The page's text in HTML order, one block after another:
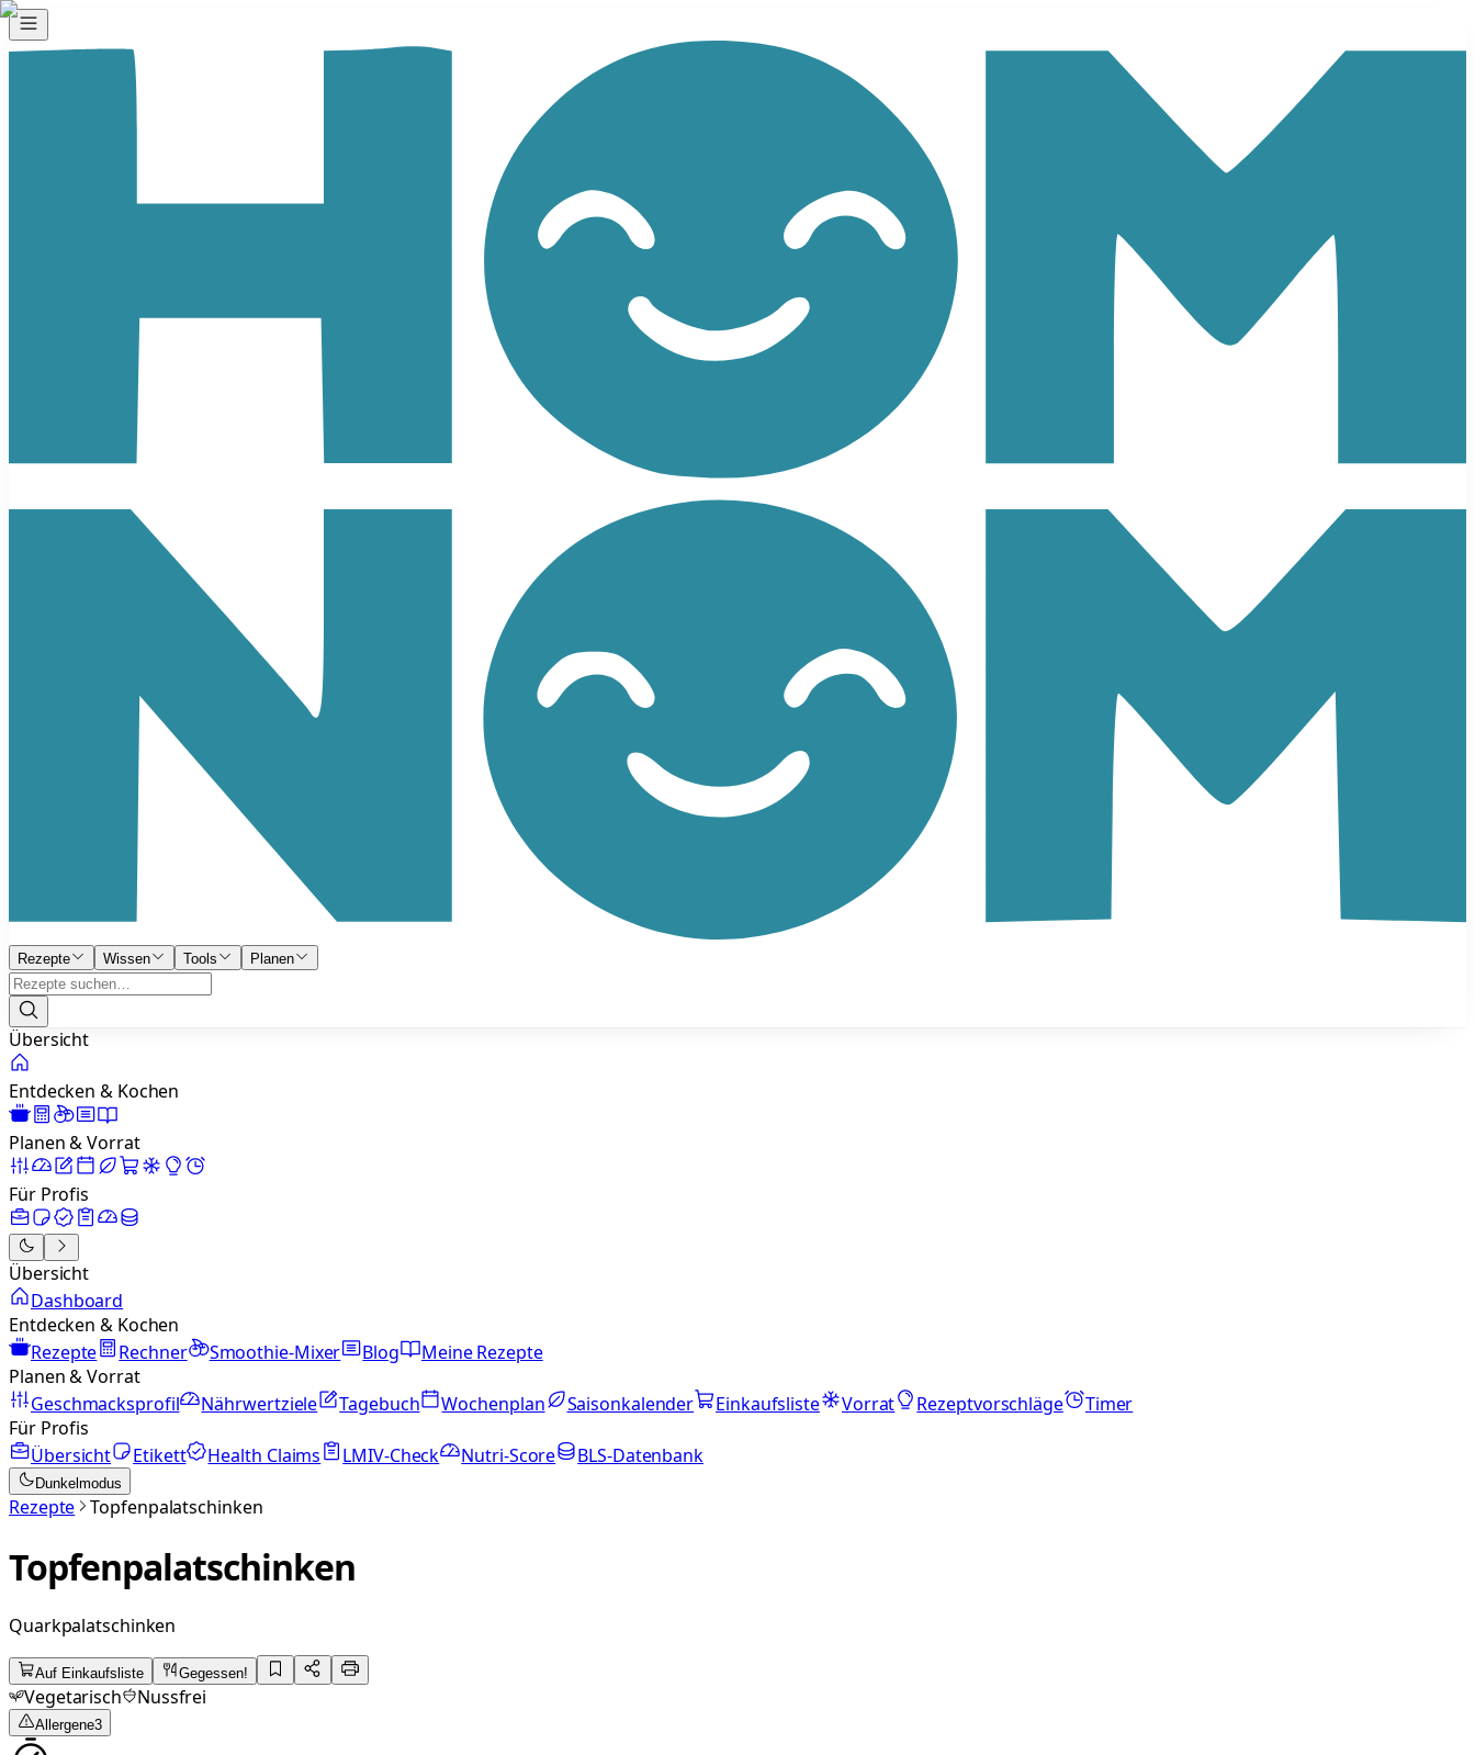
Rezepte Wissen Tools Planen
Übersicht
Entdecken & Kochen
Planen & Vorrat
Für Profis
Übersicht
Dashboard
Entdecken & Kochen
Rezepte
Rechner Smoothie-Mixer Blog
Meine Rezepte
Planen & Vorrat
Geschmacksprofil
Nährwertziele Tagebuch Wochenplan Saisonkalender Einkaufsliste Vorrat Rezeptvorschläge
Timer
Für Profis
Übersicht
Etikett Health Claims LMIV-Check Nutri-Score BLS-Datenbank
Dunkelmodus
Rezepte Topfenpalatschinken
Topfenpalatschinken
Quarkpalatschinken
Auf Einkaufsliste Gegessen!
Vegetarisch Nussfrei
Allergene3